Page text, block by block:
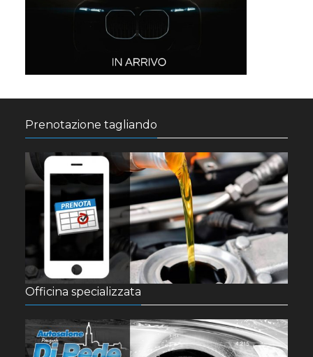
Prenotazione tagliando
Officina specializzata